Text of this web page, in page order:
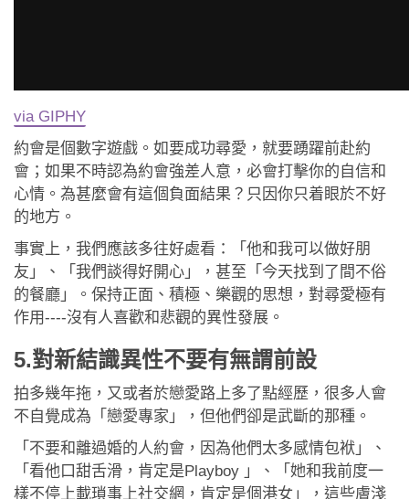
via GIPHY
約會是個數字遊戲。如要成功尋愛，就要踴躍前赴約
會；如果不時認為約會強差人意，必會打擊你的自信和
心情。為甚麼會有這個負面結果？只因你只着眼於不好
的地方。
事實上，我們應該多往好處看：「他和我可以做好朋
友」、「我們談得好開心」，甚至「今天找到了間不俗
的餐廳」。保持正面、積極、樂觀的思想，對尋愛極有
作用----沒有人喜歡和悲觀的異性發展。
5.對新結識異性不要有無謂前設
拍多幾年拖，又或者於戀愛路上多了點經歷，很多人會
不自覺成為「戀愛專家」，但他們卻是武斷的那種。
「不要和離過婚的人約會，因為他們太多感情包袱」、
「看他口甜舌滑，肯定是Playboy 」、「她和我前度一
樣不停上載瑣事上社交網，肯定是個港女」，這些膚淺